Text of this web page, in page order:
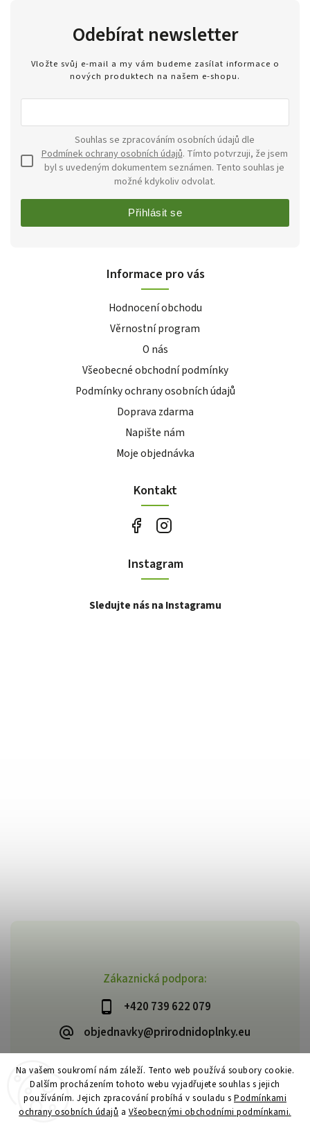
Na vašem soukromí nám záleží. Tento web používá soubory cookie.
Dalším procházením tohoto webu vyjadřujete souhlas s jejich
používáním. Jejich zpracování probíhá v souladu s Podmínkami
ochrany osobních údajů a Všeobecnými obchodními podmínkami.
Zákaznická podpora:
+420 739 622 079
objednavky@prirodnidoplnky.eu
Odebírat newsletter
Vložte svůj e-mail a my vám budeme zasílat informace o
nových produktech na našem e-shopu.
Podmínek ochrany osobních údajů. Tímto potvrzuji, že jsem
byl s uvedeným dokumentem seznámen. Tento souhlas je
možné kdykoliv odvolat.
Přihlásit se
Informace pro vás
Hodnocení obchodu
Věrnostní program
O nás
Všeobecné obchodní podmínky
Podmínky ochrany osobních údajů
Doprava zdarma
Napište nám
Moje objednávka
Kontakt
Instagram
Sledujte nás na Instagramu
Copyright 2026VIA NATURAE. Všechna práva vyhrazena.
Upravit nastavení cookies